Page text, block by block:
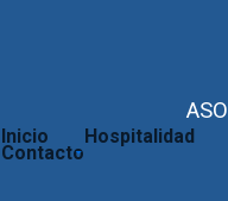
Inicio Hospitalidad
Contacto